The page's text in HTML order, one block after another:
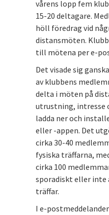
vårens lopp fem
15-20 deltagare.
höll föredrag vid
distansmöten.
till mötena per e-
Det visade sig
av klubbens
delta i möten på
utrustning, intresse
ladda ner och
eller -appen. Det
cirka 30-40
fysiska träffarna,
cirka 100
sporadiskt eller inte
träffar.
I e-